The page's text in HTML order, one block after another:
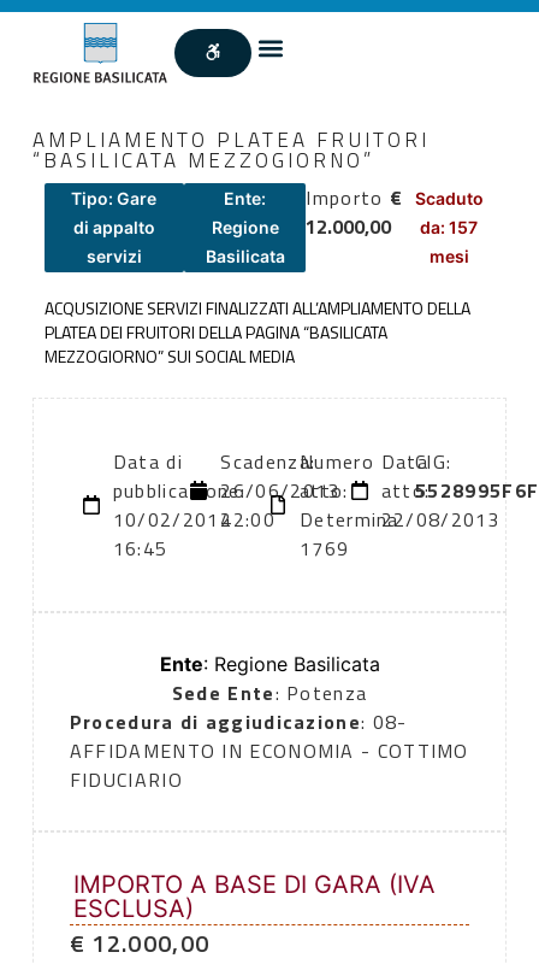
AMPLIAMENTO PLATEA FRUITORI
“BASILICATA MEZZOGIORNO”
Tipo: Gare
di appalto
servizi
Ente:
Regione
Basilicata
Importo €
12.000,00
Scaduto
da: 157
mesi
ACQUSIZIONE SERVIZI FINALIZZATI ALL’AMPLIAMENTO DELLA
PLATEA DEI FRUITORI DELLA PAGINA “BASILICATA
MEZZOGIORNO” SUI SOCIAL MEDIA
Data di
pubblicazione:
10/02/2014
16:45
Scadenza:
26/06/2013
22:00
Numero
atto:
Determina
1769
Data
atto:
22/08/2013
CIG:
5528995F6F
Ente: Regione Basilicata
Sede Ente: Potenza
Procedura di aggiudicazione: 08-
AFFIDAMENTO IN ECONOMIA - COTTIMO
FIDUCIARIO
IMPORTO A BASE DI GARA (IVA
ESCLUSA)
€ 12.000,00